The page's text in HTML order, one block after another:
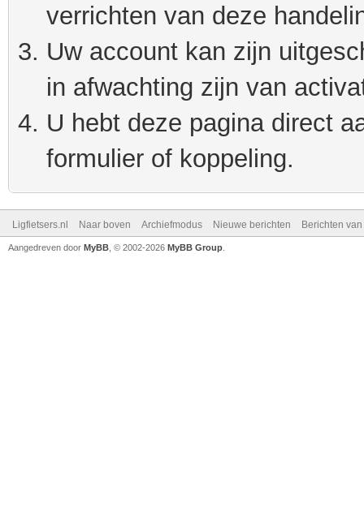
verrichten van deze
Uw account kan zijn
in afwachting zijn van
U hebt deze pagina direct
formulier of koppeling.
Ligfietsers.nl Naar boven Archiefmodus Nieuwe berichten Berichten
Aangedreven door MyBB , © 2002-2026 MyBB Group